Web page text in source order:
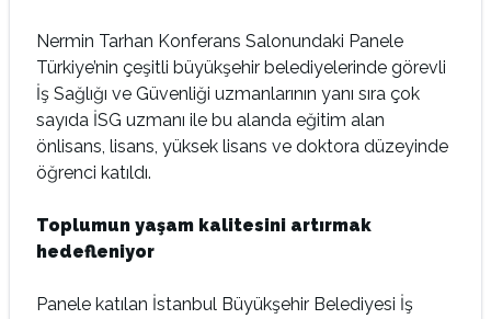
Nermin Tarhan Konferans Salonundaki Panele
Türkiye’nin çeşitli büyükşehir belediyelerinde görevli
İş Sağlığı ve Güvenliği uzmanlarının yanı sıra çok
sayıda İSG uzmanı ile bu alanda eğitim alan
önlisans, lisans, yüksek lisans ve doktora düzeyinde
öğrenci katıldı.
Toplumun yaşam kalitesini artırmak
hedefleniyor
Panele katılan İstanbul Büyükşehir Belediyesi İş